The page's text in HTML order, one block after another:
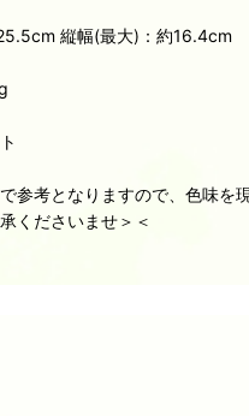
縦幅(最大)：約16.4cm
参考となりますので、色味を
くださいませ＞＜